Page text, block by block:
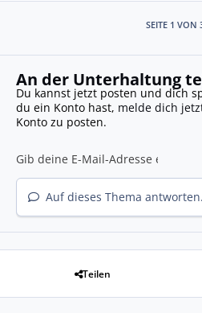
SEITE 1 VON
An der Unterhaltung
Du kannst jetzt posten und dich
du ein Konto hast, melde dich
Konto zu posten.
Auf dieses Thema
Teilen